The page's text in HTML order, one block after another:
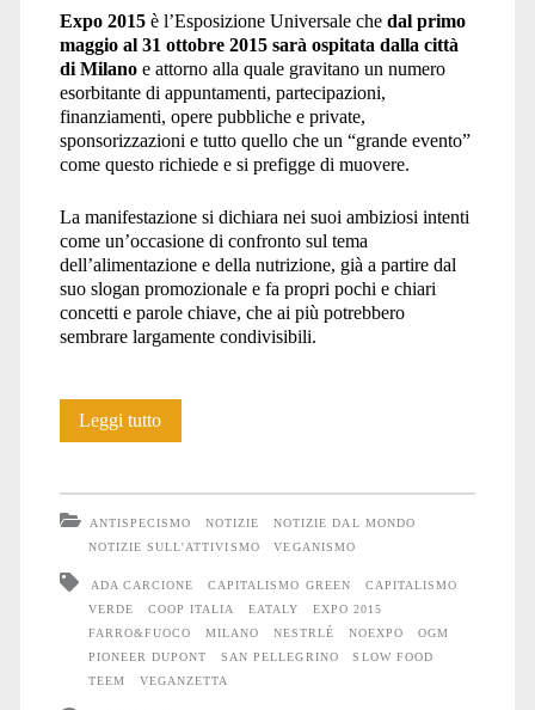
Expo 2015è l’Esposizione Universale che dal primo
maggio al 31 ottobre 2015 sarà ospitata dalla città
di Milanoe attorno alla quale gravitano un numero
esorbitante di appuntamenti, partecipazioni,
finanziamenti, opere pubbliche e private,
sponsorizzazioni e tutto quello che un “grande evento”
come questo richiede e si prefigge di muovere.
La manifestazione si dichiara nei suoi ambiziosi intenti
come un’occasione di confronto sul tema
dell’alimentazione e della nutrizione, già a partire dal
suo slogan promozionale e fa propri pochi e chiari
concetti e parole chiave, che ai più potrebbero
sembrare largamente condivisibili.
Leggi tuttoIl
di
EXPO
2015
ANTISPECISMO NOTIZIE
NOTIZIE DAL MONDO
NOTIZIE SULL'ATTIVISMO
VEGANISMO
ADA CARCIONE CAPITALISMO GREEN
CAPITALISMO
VERDE
COOP ITALIA EATALY
EXPO 2015
FARRO&FUOCO
MILANO NESTRLÉ NOEXPO
OGM
PIONEER DUPONT
SAN PELLEGRINO
SLOW FOOD
TEEM
VEGANZETTA